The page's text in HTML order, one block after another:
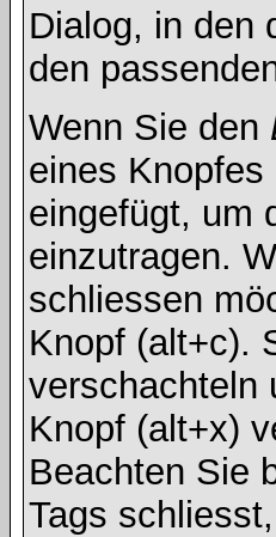
Dialog, in den
den
Wenn Sie den
eines Knopfes
eingefügt, um
einzutragen.
schliessen
Knopf (alt+c).
verschachteln
Knopf (alt+x)
Beachten Sie
Tags